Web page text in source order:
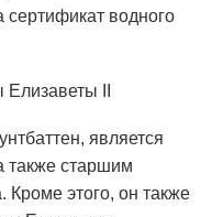
сертификат водного
ІІ
является
также старшим
Кроме этого, он также